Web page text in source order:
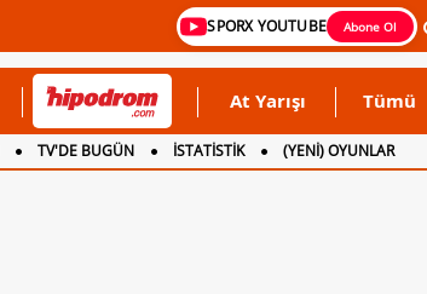
SPORX YOUTUBE Abone Ol
At Yarışı Tümü
TV'DE BUGÜN İSTATİSTİK
(YENİ) OYUNLAR